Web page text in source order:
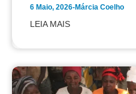
6 Maio, 2026-Márcia Coelho
LEIA MAIS